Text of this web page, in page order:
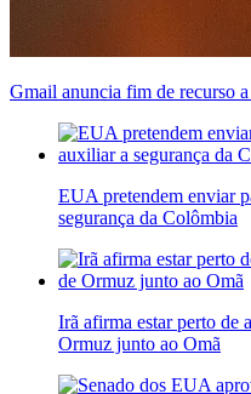
Gmail anuncia fim de recurso
EUA pretendem enviar
segurança da Colômbia
Irã afirma estar perto de
Ormuz junto ao Omã